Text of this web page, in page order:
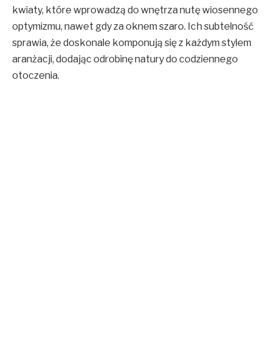
kwiaty, które wprowadzą do wnętrza nutę wiosennego
optymizmu, nawet gdy za oknem szaro. Ich subtelność
sprawia, że doskonale komponują się z każdym stylem
aranżacji, dodając odrobinę natury do codziennego
otoczenia.